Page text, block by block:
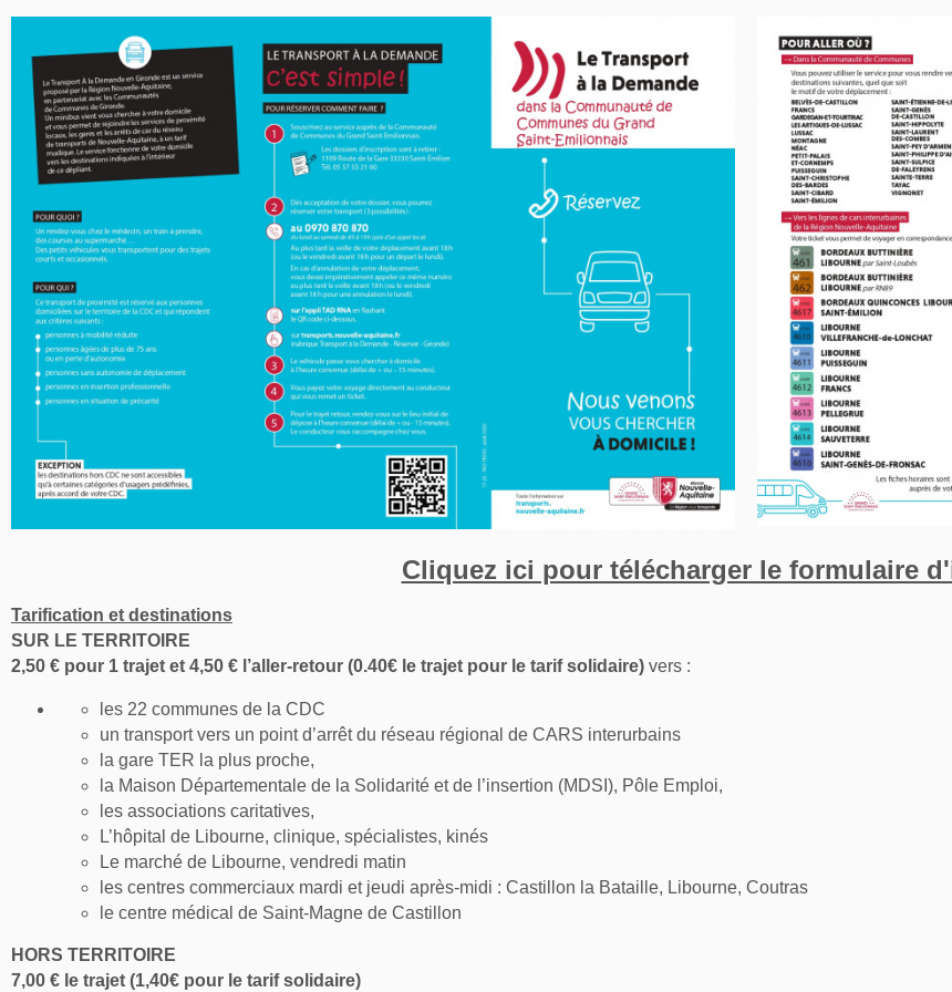
Cliquez ici pour télécharger le formulaire
Tarification et destinations
SUR LE TERRITOIRE
2,50 € pour 1 trajet et 4,50 € l’aller-retour (0.40€ le trajet pour le tarif solidaire) vers :
les 22 communes de la CDC
un transport vers un point d’arrêt du réseau régional de CARS interurbains
la gare TER la plus proche,
la Maison Départementale de la Solidarité et de l’insertion (MDSI), Pôle Emploi,
les associations caritatives,
L’hôpital de Libourne, clinique, spécialistes, kinés
Le marché de Libourne, vendredi matin
les centres commerciaux mardi et jeudi après-midi : Castillon la Bataille, Libourne, Coutras
le centre médical de Saint-Magne de Castillon
HORS TERRITOIRE
7,00 € le trajet (1,40€ pour le tarif solidaire)